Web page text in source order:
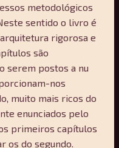
metodológicos
sentido o livro é
rigorosa e
são
serem postos a nu
nos
muito mais ricos do
enunciados pelo
primeiros capítulos
os do segundo.